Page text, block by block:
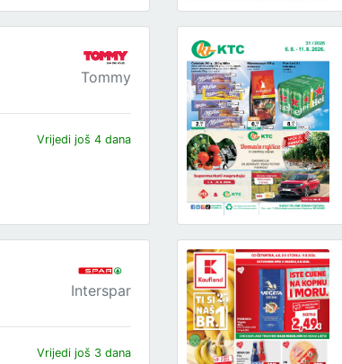
Tommy
Vrijedi još 4 dana
Interspar
Vrijedi još 3 dana